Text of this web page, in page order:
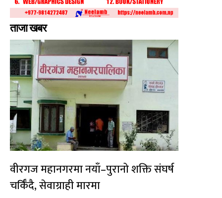
ताजा खबर
वीरगज महानगरमा नयाँ–पुरानो शक्ति संघर्ष
चर्किँदै, सेवाग्राही मारमा